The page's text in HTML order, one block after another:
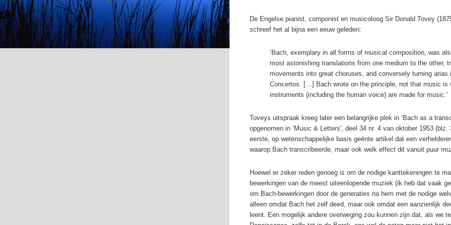
De Engelse pianist, componist en musicoloog Sir Donald Tovey
schreef het al bijna een eeuw geleden:
‘Bach, exemplary in all forms of musical composition, was
most astonishing translations from one medium to the other,
movements into great choruses, and conversely turning
Concertos. […] Bach wrote on the principle, not that music is
instruments (including the human voice) are made for music.'
Toveys uitspraak kreeg later een belangrijke plek in ‘Bach as a
opgenomen in ‘Music & Letters', deel 34 nr. 4 van oktober 1953
eerste, op wetenschappelijke basis geënte artikel dat een
waarop Bach transcribeerde, maar ook welk effect dit vanuit puur
Hoewel er zeker reden genoeg is om de nodige kanttekeningen te
bewerkingen van de meest uiteenlopende muziek (ik heb dat vaak
om Bach-bewerkingen door de generaties na hem met de nodige
alleen omdat Bach het zelf deed, maar ook omdat een aanzienlijk
leent. Een mogelijk andere overweging zou kunnen zijn dat, als we